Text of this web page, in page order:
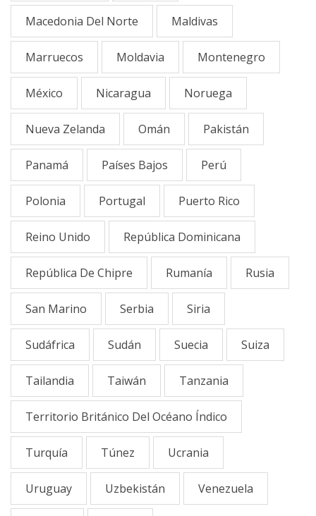
Macedonia Del Norte Maldivas
Marruecos Moldavia Montenegro
México Nicaragua Noruega
Nueva Zelanda Omán Pakistán
Panamá Países Bajos Perú
Polonia Portugal Puerto Rico
Reino Unido República Dominicana
República De Chipre Rumanía Rusia
San Marino Serbia Siria
Sudáfrica Sudán Suecia Suiza
Tailandia Taiwán Tanzania
Territorio Británico Del Océano Índico
Turquía Túnez Ucrania
Uruguay Uzbekistán Venezuela